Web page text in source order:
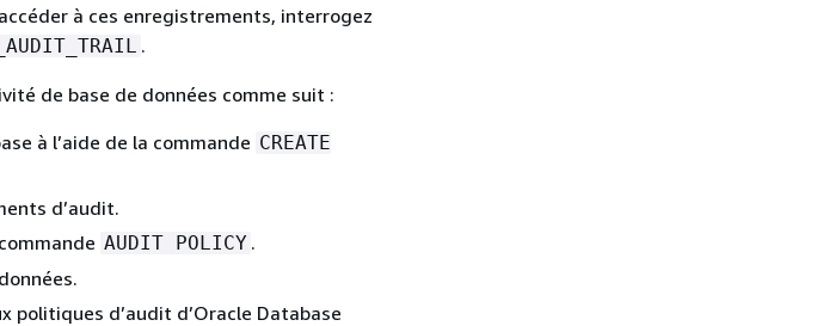
à ces enregistrements, interrogez
.
de base de données comme suit :
à l’aide de la commande CREATE
d’audit.
AUDIT POLICY .
politiques d’audit d’Oracle Database